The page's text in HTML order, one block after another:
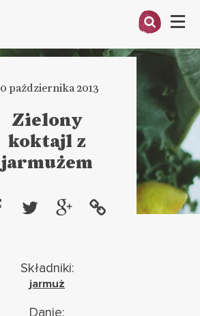
Menu
ARTYKUŁY
KSIĄŻKI
KONTAKT
października 2013
Zielony
koktajl z
jarmużem
Składniki:
jarmuż
Danie: